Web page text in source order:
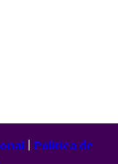
| Politica de